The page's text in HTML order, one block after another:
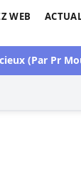
WEB
Pr Moussa